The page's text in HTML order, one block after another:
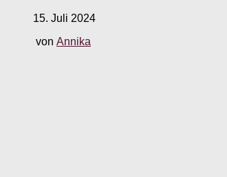
15. Juli 2024
von Annika